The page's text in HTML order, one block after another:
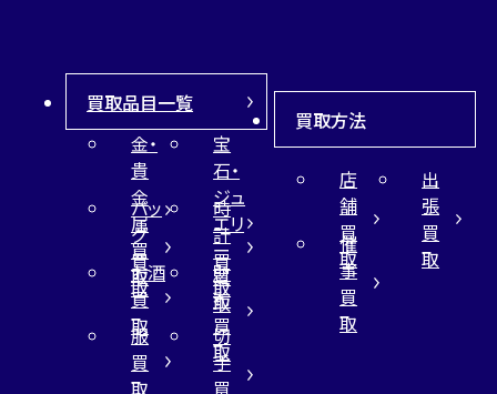
買取品目一覧
金・
貴
金
属
買
取
宝
石・
ジュ
エリ
ー
買
取
バッ
グ
買
取
時
計
買
取
お酒
買
取
財
布
買
取
服
買
取
切
手
買
買取方法
店
舗
買
取
出
張
買
取
催
事
買
取